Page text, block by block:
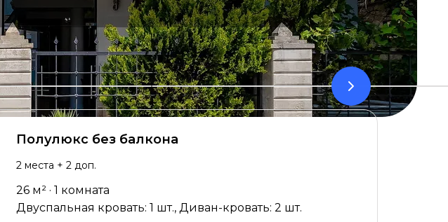
Полулюкс без балкона
2 места + 2 доп.
26 м² · 1 комната
Двуспальная кровать: 1 шт., Диван-кровать: 2 шт.